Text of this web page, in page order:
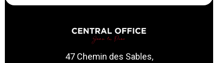
47 Chemin des Sables,